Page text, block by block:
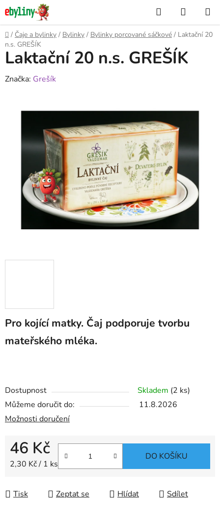
Přejít
na
obsah
Hledat
KOŠÍK
Domů
/ Čaje a bylinky / Bylinky / Bylinky porcované sáčkové / Laktační 20
n.s. GREŠÍK
Pro kojící matky. Čaj podporuje tvorbu
mateřského mléka.
Dostupnost Skladem (2 ks)
Můžeme doručit do:
11.8.2026
Možnosti doručení
46 Kč
Měrná cena:
2,30 Kč / 1 ks
DO KOŠÍKU
Tisk Zeptat se Hlídat Sdílet
Laktační 20 n.s. GREŠÍK
Značka: Grešík